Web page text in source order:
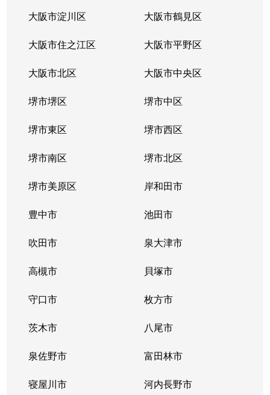
山本町南
3,200万円 河内山本
徒歩2分
山本町南
3,500万円 河内山本
徒歩4分
山本町南
河内山本
徒歩3分
陽光園
八尾
陽光園
八尾
陽光園
八尾
陽光園
八尾
龍華町
久宝寺
龍華町
久宝寺
龍華町
久宝寺
龍華町
久宝寺
龍華町
久宝寺
龍華町
久宝寺
龍華町
久宝寺
大阪市淀川区 大阪市鶴見区
大阪市住之江区 大阪市平野区
大阪市北区 大阪市中央区
堺市堺区 堺市中区
堺市東区 堺市西区
堺市南区 堺市北区
堺市美原区 岸和田市
豊中市 池田市
吹田市 泉大津市
高槻市 貝塚市
守口市 枚方市
茨木市 八尾市
泉佐野市 富田林市
寝屋川市 河内長野市